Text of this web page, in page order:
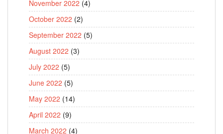
November 2022 (4)
October 2022 (2)
September 2022 (5)
August 2022 (3)
July 2022 (5)
June 2022 (5)
May 2022 (14)
April 2022 (9)
March 2022 (4)